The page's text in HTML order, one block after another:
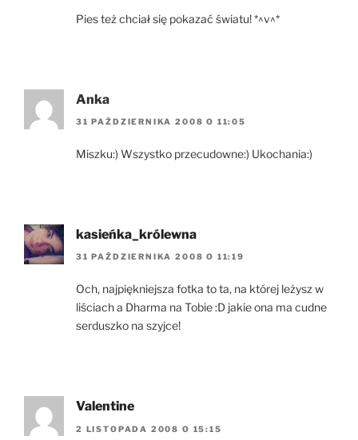
Pies też chciał się pokazać światu! *^v^*
Anka
31 PAŹDZIERNIKA 2008 O 11:05
Miszku:) Wszystko przecudowne:) Ukochania:)
kasieńka_królewna
31 PAŹDZIERNIKA 2008 O 11:19
Och, najpiękniejsza fotka to ta, na której leżysz w
liściach a Dharma na Tobie :D jakie ona ma cudne
serduszko na szyjce!
Valentine
2 LISTOPADA 2008 O 15:15